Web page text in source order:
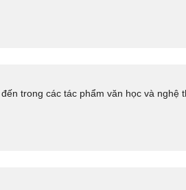
trong các tác phẩm văn học và nghệ